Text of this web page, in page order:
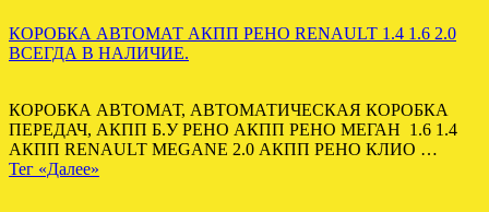
КОРОБКА АВТОМАТ АКПП РЕНО RENAULT 1.4 1.6 2.0
ВСЕГДА В НАЛИЧИЕ.
КОРОБКА АВТОМАТ, АВТОМАТИЧЕСКАЯ КОРОБКА
ПЕРЕДАЧ, АКПП Б.У РЕНО АКПП РЕНО МЕГАН 1.6 1.4
АКПП RENAULT MEGANE 2.0 АКПП РЕНО КЛИО …
Тег «Далее»